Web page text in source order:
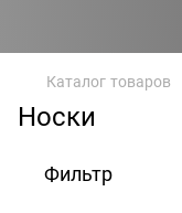
Каталог товаров
Носки
Фильтр